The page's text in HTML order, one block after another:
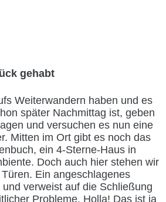
gehabt
Weiterwandern haben und es
später Nachmittag ist, geben
und versuchen es nun eine
Mitten im Ort gibt es noch das
ein 4-Sterne-Haus in
Doch auch hier stehen wir
Ein angeschlagenes
verweist auf die Schließung
Probleme. Holla! Das ist ja